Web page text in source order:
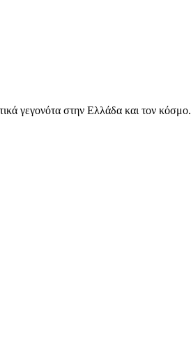
γεγονότα στην Ελλάδα και τον κόσμο.